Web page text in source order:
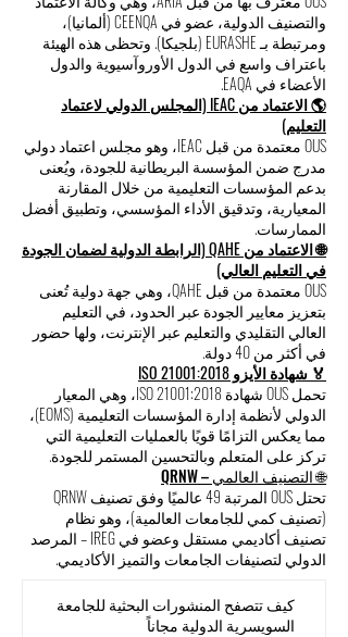
والتصنيف الدولية، عضو في CEENQA (ألمانيا)،
ومرتبطة بـ EURASHE (بلجيكا). وتحظى هذه الهيئة
باعتراف واسع في الدول الأوروآسيوية والدول
الأعضاء في EAQA.
🌎 الاعتماد من IEAC (المجلس الدولي لاعتماد
التعليم)
OUS معتمدة من قبل IEAC، وهو مجلس اعتماد دولي
مدرج ضمن المؤسسة البريطانية للجودة، ويُعنى
بدعم المؤسسات التعليمية من خلال المقارنة
المعيارية، وتدقيق الأداء المؤسسي، وتطبيق أفضل
الممارسات.
🌐 الاعتماد من QAHE (الرابطة الدولية لضمان الجودة
في التعليم العالي)
OUS معتمدة من قبل QAHE، وهي جهة دولية تُعنى
بتعزيز معايير الجودة عبر الحدود، في التعليم
العالي التقليدي والتعليم عبر الإنترنت، ولها حضور
في أكثر من 40 دولة.
🏅 شهادة الأيزو ISO 21001:2018
تحمل OUS شهادة ISO 21001:2018، وهي المعيار
الدولي لأنظمة إدارة المؤسسات التعليمية (EOMS)،
مما يعكس التزامًا قويًا بالعمليات التعليمية التي
تركز على المتعلم وبالتحسين المستمر للجودة.
🌐 التصنيف العالمي – QRNW
تحتل OUS المرتبة 49 عالميًا وفق تصنيف QRNW
(تصنيف كمي للجامعات العالمية)، وهو نظام
تصنيف أكاديمي مستقل وعضو في IREG – المرصد
الدولي لتصنيفات الجامعات والتميز الأكاديمي.
كيف تتصفح المنشورات البحثية للجامعة
السويسرية الدولية مجاناً